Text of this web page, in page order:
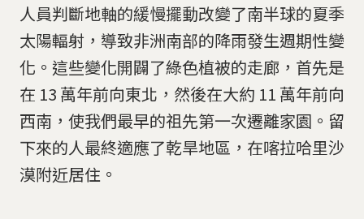
人員判斷地軸的緩慢擺動改變了南半球的夏季
太陽輻射，導致非洲南部的降雨發生週期性變
化。這些變化開闢了綠色植被的走廊，首先是
在 13 萬年前向東北，然後在大約 11 萬年前向
西南，使我們最早的祖先第一次遷離家園。留
下來的人最終適應了乾旱地區，在喀拉哈里沙
漠附近居住。